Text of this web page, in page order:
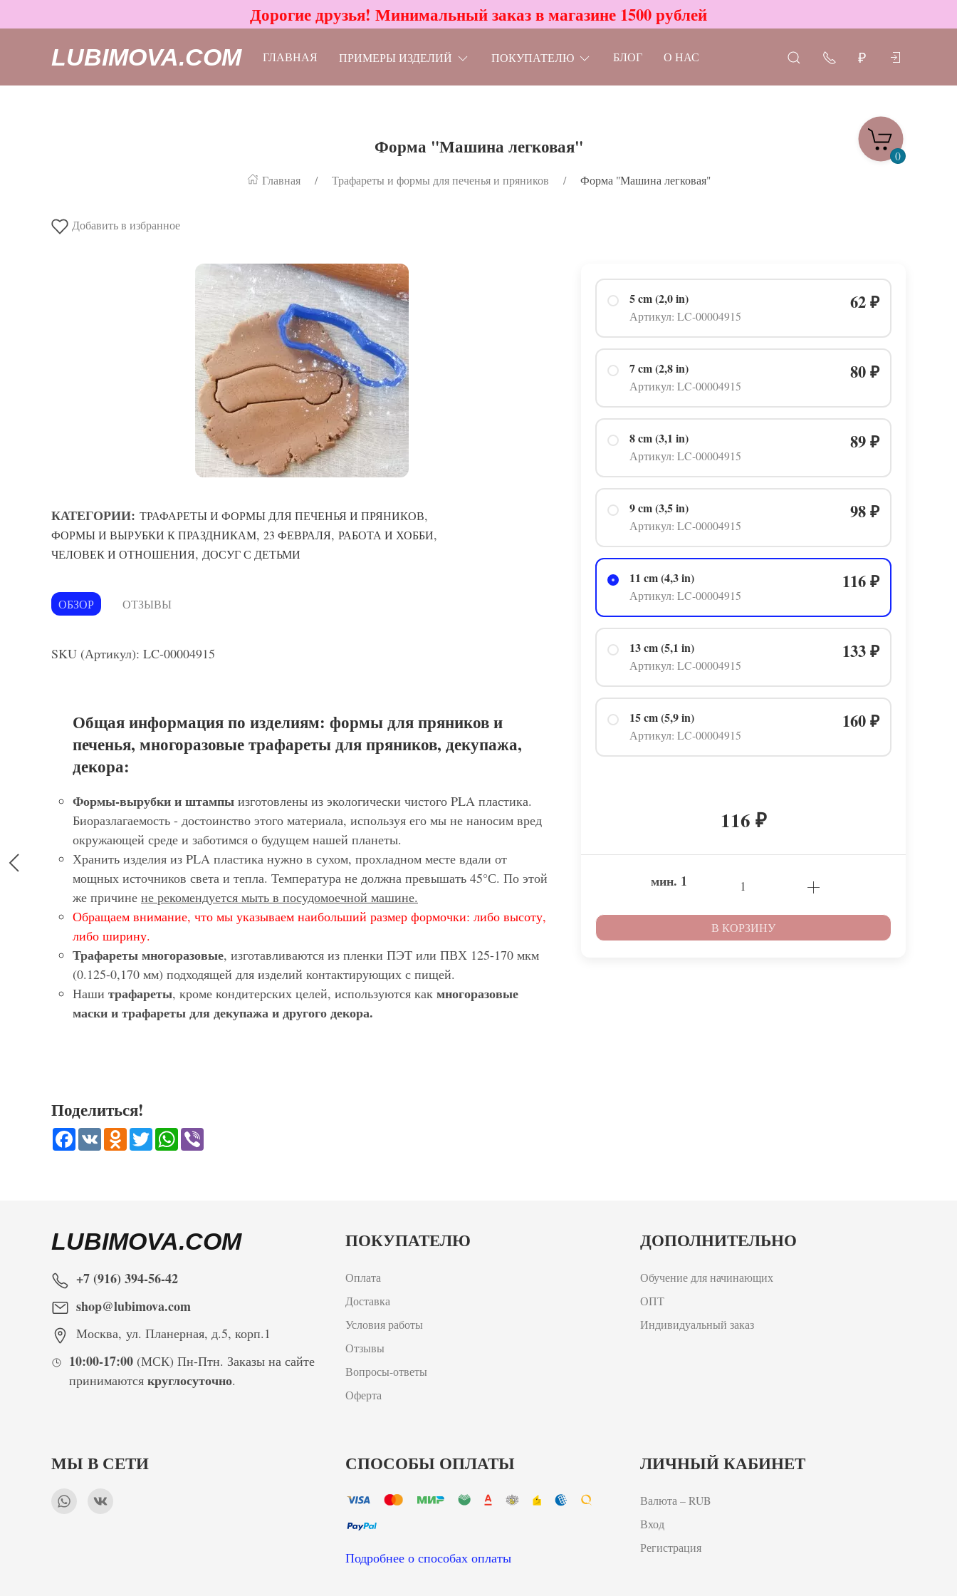
Дорогие друзья! Минимальный заказ в магазине 1500 рублей
LUBIMOVA.COM ГЛАВНАЯ ПРИМЕРЫ ИЗДЕЛИЙ ПОКУПАТЕЛЮ БЛОГ О НАС ₽
0
Форма "Машина легковая"
Главная Трафареты и формы для печенья и пряников Форма "Машина легковая"
Добавить в избранное
КАТЕГОРИИ: ТРАФАРЕТЫ И ФОРМЫ ДЛЯ ПЕЧЕНЬЯ И ПРЯНИКОВ,
ФОРМЫ И ВЫРУБКИ К ПРАЗДНИКАМ, 23 ФЕВРАЛЯ, РАБОТА И ХОББИ,
ЧЕЛОВЕК И ОТНОШЕНИЯ, ДОСУГ С ДЕТЬМИ
ОБЗОР ОТЗЫВЫ
SKU (Артикул): LC-00004915
Общая информация по изделиям: формы для пряников и
печенья, многоразовые трафареты для пряников, декупажа,
декора:
Формы-вырубки и штампы изготовлены из экологически чистого PLA пластика.
Биоразлагаемость - достоинство этого материала, используя его мы не наносим вред
окружающей среде и заботимся о будущем нашей планеты.
Хранить изделия из PLA пластика нужно в сухом, прохладном месте вдали от
мощных источников света и тепла. Температура не должна превышать 45°С. По этой
же причине не рекомендуется мыть в посудомоечной машине.
Обращаем внимание, что мы указываем наибольший размер формочки: либо высоту,
либо ширину.
Трафареты многоразовые, изготавливаются из пленки ПЭТ или ПВХ 125-170 мкм
(0.125-0,170 мм) подходящей для изделий контактирующих с пищей.
Наши трафареты, кроме кондитерских целей, используются как многоразовые
маски и трафареты для декупажа и другого декора.
5 cm (2,0 in)
Артикул: LC-00004915
62 ₽
7 cm (2,8 in)
Артикул: LC-00004915
80 ₽
8 cm (3,1 in)
Артикул: LC-00004915
89 ₽
9 cm (3,5 in)
Артикул: LC-00004915
98 ₽
11 cm (4,3 in)
Артикул: LC-00004915
116 ₽
13 cm (5,1 in)
Артикул: LC-00004915
133 ₽
15 cm (5,9 in)
Артикул: LC-00004915
160 ₽
116 ₽
мин. 1
В КОРЗИНУ
Поделиться!
Facebook
VK Odnoklassniki
TwitterWhatsApp
LUBIMOVA.COM
+7 (916) 394-56-42
shop@lubimova.com
Москва, ул. Планерная, д.5, корп.1
10:00-17:00(МСК) Пн-Птн. Заказы на сайте
принимаются круглосуточно.
ПОКУПАТЕЛЮ
Оплата
Доставка
Условия работы
Отзывы
Вопросы-ответы
Оферта
ДОПОЛНИТЕЛЬНО
Обучение для начинающих
ОПТ
Индивидуальный заказ
МЫ В СЕТИ СПОСОБЫ ОПЛАТЫ
Подробнее о способах оплаты
ЛИЧНЫЙ КАБИНЕТ
Валюта – RUB
Вход
Регистрация